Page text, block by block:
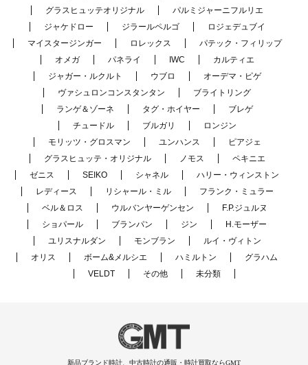
グラスヒュッテオリジナル
パルミジャーニフルリエ
ジャケドロー
ジラールペルゴ
ロジェデュブイ
マイスタージンガー
ロレックス
パテック・フィリップ
オメガ
パネライ IWC
カルティエ
ジャガー・ルクルト
ウブロ
オーデマ・ピゲ
ヴァシュロンコンスタンタン
ブライトリング
ランゲ＆ゾーネ
タグ・ホイヤー
ブレゲ
チュードル
ブルガリ
ロンジン
モリッツ・グロスマン
ユンハンス
ピアジェ
グラスヒュッテ・オリジナル
ノモス
ペキニエ
ゼニス
SEIKO シャネル
ハリー・ウィンストン
レディース
リシャール・ミル
フランク・ミュラー
ベル＆ロス
ウルバンヤーゲンセン
F.P.ジュルヌ
ショパール
ブランパン ジン
H.モーザー
ユリスナルダン
モンブラン
ルイ・ヴィトン
オリス
ボーム&メルシエ ハミルトン
グラハム
VELDT
その他 未分類
新品ブランド時計、中古時計の通販・時計買取ならGMT